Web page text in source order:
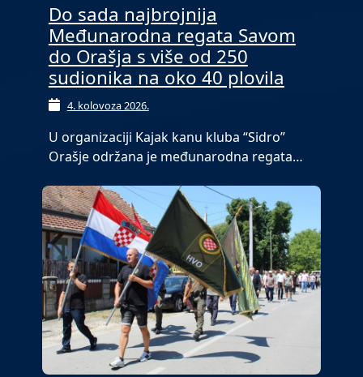
Do sada najbrojnija
Međunarodna regata Savom
do Orašja s više od 250
sudionika na oko 40 plovila
4. kolovoza 2026.
U organizaciji Kajak kanu kluba “Sidro”
Orašje održana je međunarodna regata…